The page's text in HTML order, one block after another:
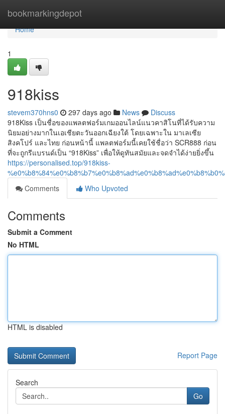
bookmarkingdepot
Home
Home
1
918kiss
stevem370hns0 297 days ago News
Discuss
918Kiss เป็นชื่อของแพลตฟอร์มเกมออนไลน์แนวคาสิโนที่ได้รับความ
นิยมอย่างมากในเอเชียตะวันออกเฉียงใต้ โดยเฉพาะใน มาเลเซีย
สิงคโปร์ และไทย ก่อนหน้านี้ แพลตฟอร์มนี้เคยใช้ชื่อว่า SCR888 ก่อน
ที่จะถูกรีแบรนด์เป็น “918Kiss” เพื่อให้ดูทันสมัยและจดจำได้ง่ายยิ่งขึ้น
https://personalised.top/918kiss-
Comments
Who Upvoted
Comments
Submit a Comment
No HTML
HTML is disabled
Report Page
Search
Go